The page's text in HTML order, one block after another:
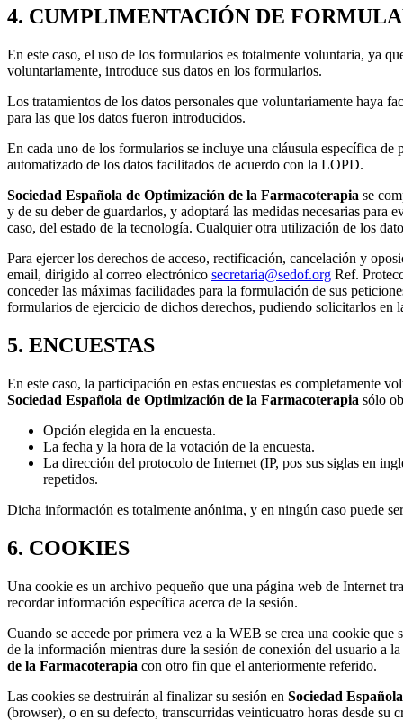
4. CUMPLIMENTACIÓN DE
En este caso, el uso de los formularios es totalmente voluntaria, ya
voluntariamente, introduce sus datos en los formularios.
Los tratamientos de los datos personales que voluntariamente haya
para las que los datos fueron introducidos.
En cada uno de los formularios se incluye una cláusula específica
automatizado de los datos facilitados de acuerdo con la LOPD.
Sociedad Española de Optimización de la Farmacoterapia se
y de su deber de guardarlos, y adoptará las medidas necesarias
caso, del estado de la tecnología. Cualquier otra utilización de los
Para ejercer los derechos de acceso, rectificación, cancelación y
email, dirigido al correo electrónico secretaria@sedof.org Ref.
conceder las máximas facilidades para la formulación de sus
formularios de ejercicio de dichos derechos, pudiendo solicitarlos en
5. ENCUESTAS
En este caso, la participación en estas encuestas es completamente
Sociedad Española de Optimización de la Farmacoterapia sólo
Opción elegida en la encuesta.
La fecha y la hora de la votación de la encuesta.
La dirección del protocolo de Internet (IP, pos sus siglas en
repetidos.
Dicha información es totalmente anónima, y en ningún caso puede
6. COOKIES
Una cookie es un archivo pequeño que una página web de Internet
recordar información específica acerca de la sesión.
Cuando se accede por primera vez a la WEB se crea una cookie
de la información mientras dure la sesión de conexión del usuario a
de la Farmacoterapia con otro fin que el anteriormente referido.
Las cookies se destruirán al finalizar su sesión en Sociedad
(browser), o en su defecto, transcurridas veinticuatro horas desde su